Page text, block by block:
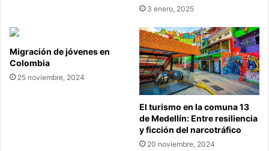
3 enero, 2025
Migración de jóvenes en
Colombia
25 noviembre, 2024
El turismo en la comuna 13
de Medellín: Entre resiliencia
y ficción del narcotráfico
20 noviembre, 2024